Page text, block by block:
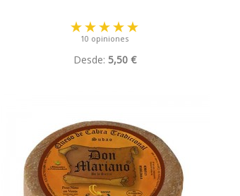
10 opiniones
Desde: 5,50 €